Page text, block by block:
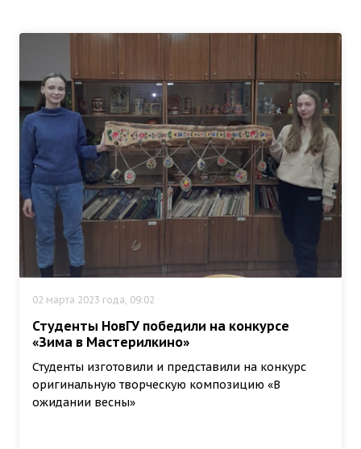
02 марта 2023 года, 09:02
Студенты НовГУ победили на конкурсе
«Зима в Мастерилкино»
Студенты изготовили и представили на конкурс
оригинальную творческую композицию «В
ожидании весны»